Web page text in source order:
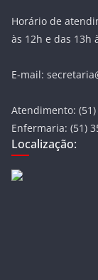
Horário de
às 12h e das 13h
E-mail:
Atendimento: (51)
Enfermaria: (51)
Localização: